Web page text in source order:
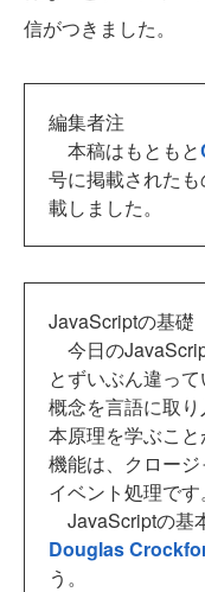
信がつきました。
編集者注
本稿はもともと
号に掲載された
載しました。
JavaScriptの基礎
今日の
とずいぶん違っ
概念を言語に取
本原理を学ぶこ
機能は、クロー
イベント処理です。
JavaScriptの基
Douglas
う。